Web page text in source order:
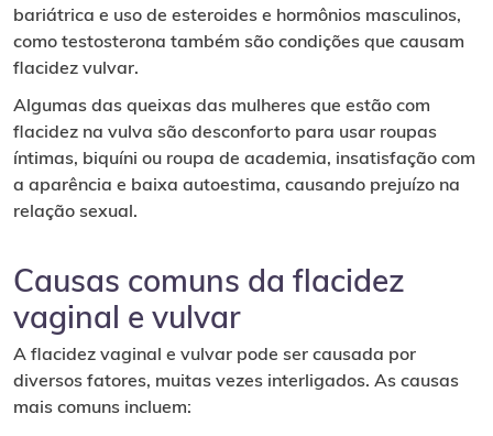
bariátrica e uso de esteroides e hormônios masculinos,
como testosterona também são condições que causam
flacidez vulvar.
Algumas das queixas das mulheres que estão com
flacidez na vulva são desconforto para usar roupas
íntimas, biquíni ou roupa de academia, insatisfação com
a aparência e baixa autoestima, causando prejuízo na
relação sexual.
Causas comuns da flacidez
vaginal e vulvar
A flacidez vaginal e vulvar pode ser causada por
diversos fatores, muitas vezes interligados. As causas
mais comuns incluem: